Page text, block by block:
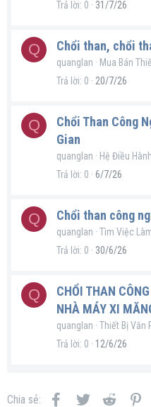
Trả lời 0 31/7/26
Q Chổi than, chổi
quanglan
Mua Bán
Trả lời 0 20/7/26
Q
Chổi Than Công
Gian
quanglan
Hệ Điều
Trả lời 0 6/7/26
Q Chổi than công
quanglan
Tìm Việc
Trả lời 0 30/6/26
Q
CHỔI THAN
NHÀ MÁY XI
quanglan
Thiết Bị Văn
Trả lời 0 12/6/26
Chia sẻ: FacebookTwitter Reddit